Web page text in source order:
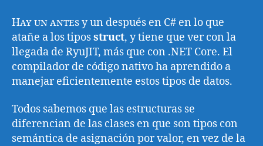
Hay un antesy un después en C# en lo que
atañe a los tiposstruct, y tiene que ver con la
llegada de RyuJIT, más que con .NET Core. El
compilador de código nativo ha aprendido a
manejar eficientemente estos tipos de datos.
Todos sabemos que las estructuras se
diferencian de las clases en que son tipos con
semántica de asignación por valor, en vez de la